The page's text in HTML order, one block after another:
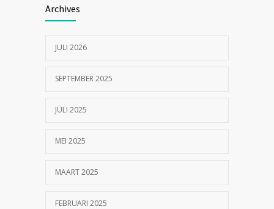
24/07/2023
In de tong van je hond gesneden of
17/07/2023
Archives
JULI 2026
SEPTEMBER 2025
JULI 2025
MEI 2025
MAART 2025
FEBRUARI 2025